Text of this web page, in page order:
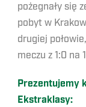
pożegnały się
pobyt w
drugiej
meczu z 1:0 na
Prezentujemy
Ekstraklasy: